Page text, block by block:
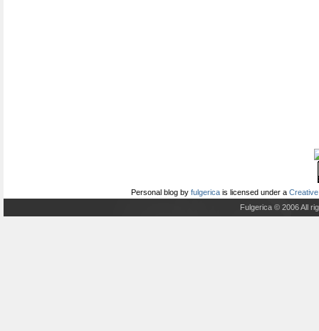
Personal blog by fulgerica is licensed under a
Fulgerica © 2006 All